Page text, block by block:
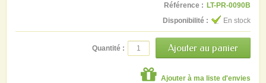
Référence : LT-PR-0090B
Disponibilité :
En stock
Quantité :
Ajouter à ma liste d'envies